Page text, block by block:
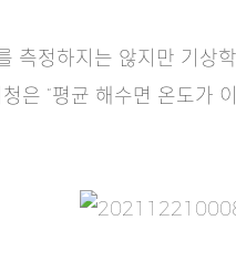
측정하지는 않지만 기상
은 “평균 해수면 온도가